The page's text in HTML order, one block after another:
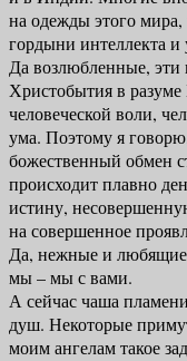
на одежды этого
гордыни интеллекта и
Да возлюбленные,
Христобытия в
человеческой воли,
ума. Поэтому я
божественный обмен
происходит плавно
истину,
на совершенное
Да, нежные и любящие
мы – мы с вами.
А сейчас чаша
душ. Некоторые
моим ангелам такое